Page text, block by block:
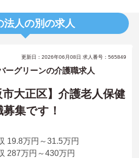
法人の別の求人
更新日：2026年06月08日 求人番号：565849
ーグリーンの介護職求人
市大正区】介護老人保健
集です！
19.8万円～31.5万円
287万円～430万円